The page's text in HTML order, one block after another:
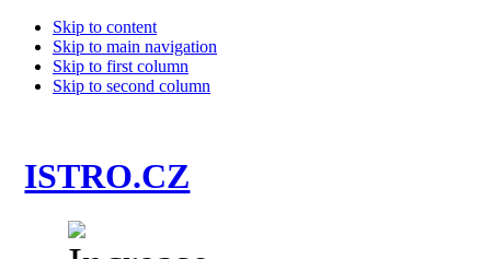
Skip to content
Skip to main navigation
Skip to first column
Skip to second column
ISTRO.CZ